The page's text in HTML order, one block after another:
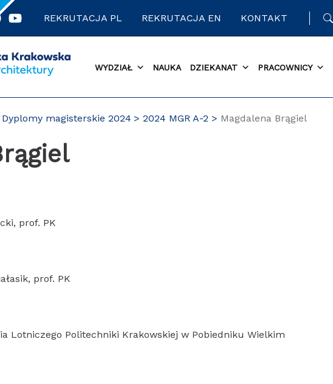
REKRUTACJA PL REKRUTACJA EN KONTAKT
WYDZIAŁ NAUKA DZIEKANAT PRACOWNICY
Dyplomy magisterskie 2024 2024 MGR A-2 Magdalena Brągiel
prof. PK
prof. PK
Lotniczego Politechniki Krakowskiej w Pobiedniku Wielkim